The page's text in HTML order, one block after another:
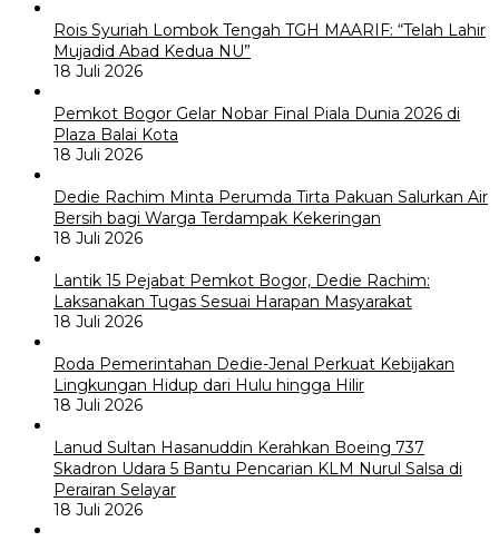
Rois Syuriah Lombok Tengah TGH MAARIF: “Telah Lahir
Mujadid Abad Kedua NU”
18 Juli 2026
Pemkot Bogor Gelar Nobar Final Piala Dunia 2026 di
Plaza Balai Kota
18 Juli 2026
Dedie Rachim Minta Perumda Tirta Pakuan Salurkan Air
Bersih bagi Warga Terdampak Kekeringan
18 Juli 2026
Lantik 15 Pejabat Pemkot Bogor, Dedie Rachim:
Laksanakan Tugas Sesuai Harapan Masyarakat
18 Juli 2026
Roda Pemerintahan Dedie-Jenal Perkuat Kebijakan
Lingkungan Hidup dari Hulu hingga Hilir
18 Juli 2026
Lanud Sultan Hasanuddin Kerahkan Boeing 737
Skadron Udara 5 Bantu Pencarian KLM Nurul Salsa di
Perairan Selayar
18 Juli 2026